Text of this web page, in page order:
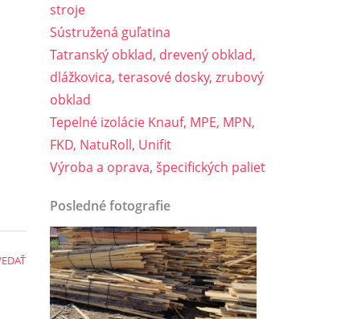
stroje
Sústružená guľatina
Tatranský obklad, drevený obklad,
dlážkovica, terasové dosky, zrubový
obklad
Tepelné izolácie Knauf, MPE, MPN,
FKD, NatuRoll, Unifit
Výroba a oprava, špecifických paliet
Posledné fotografie